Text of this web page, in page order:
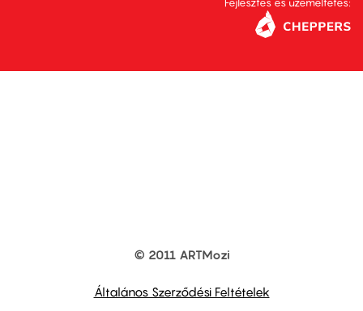
© 2011 ARTMozi
Általános Szerződési Feltételek